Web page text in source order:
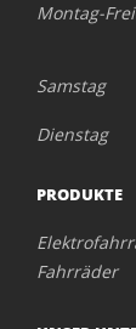
Montag-
Samstag
PRODUKTE
Fahrräder